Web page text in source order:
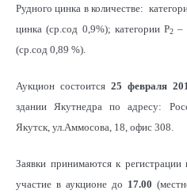
Рудного цинка в количестве:
цинка (ср.сод 0,9%); категории Р2 –
(ср.сод 0,89 %).
Аукцион состоится25 февраля
здании Якутнедра по адресу:
Якутск, ул.Аммосова, 18, офис 308.
Заявки принимаются к регистрации
участие в аукционе до 17.00